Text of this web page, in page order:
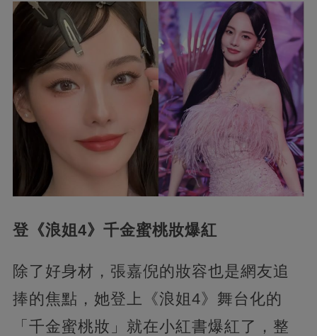
登《浪姐4》千金蜜桃妝爆紅
除了好身材，張嘉倪的妝容也是網友追
捧的焦點，她登上《浪姐4》舞台化的
「千金蜜桃妝」就在小紅書爆紅了，整